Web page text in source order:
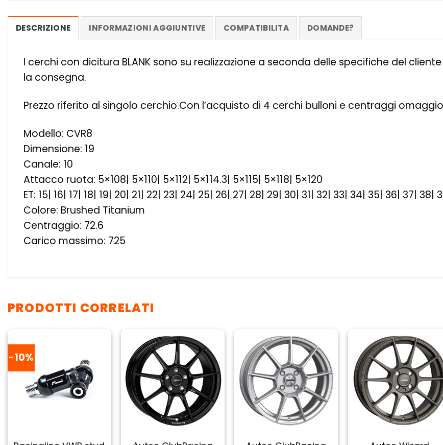
DESCRIZIONE INFORMAZIONI AGGIUNTIVE COMPATIBILITA DOMANDE?
I cerchi con dicitura BLANK sono su realizzazione a seconda delle specifiche del
la consegna.
Prezzo riferito al singolo cerchio.Con l’acquisto di 4 cerchi bulloni e centraggi
Modello: CVR8
Dimensione: 19
Canale: 10
Attacco ruota: 5×108| 5×110| 5×112| 5×114.3| 5×115| 5×118| 5×120
ET: 15| 16| 17| 18| 19| 20| 21| 22| 23| 24| 25| 26| 27| 28| 29| 30| 31| 32| 33| 34| 35| 36| 37|
Colore: Brushed Titanium
Centraggio: 72.6
Carico massimo: 725
PRODOTTI CORRELATI
-10%